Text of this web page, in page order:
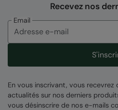
Warszawa, Poland
Recevez nos
Email
En vous inscrivant, vous recevrez
actualités sur nos derniers
vous désinscrire de nos e-mails